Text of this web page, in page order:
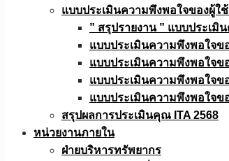
แบบประเมินความพึงพอใจของผู้ใ
” สรุปรายงาน ” แบบประเมิ
แบบประเมินความพึงพอใจข
แบบประเมินความพึงพอใจข
แบบประเมินความพึงพอใจข
แบบประเมินความพึงพอใจข
สรุปผลการประเมินคุณ ITA 2568
หน่วยงานภายใน
ฝ่ายบริหารทรัพยากร